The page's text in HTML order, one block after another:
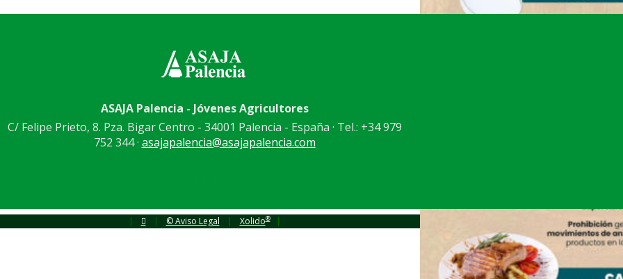
ASAJA Palencia - Jóvenes Agricultores
C/ Felipe Prieto, 8. Pza. Bigar Centro - 34001 Palencia - España · Tel.: +34 979
752 344 · asajapalencia@asajapalencia.com
| | © Aviso Legal | Xolido® |